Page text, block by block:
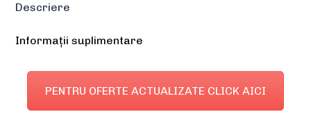
Descriere
Informații suplimentare
PENTRU OFERTE ACTUALIZATE CLICK AICI